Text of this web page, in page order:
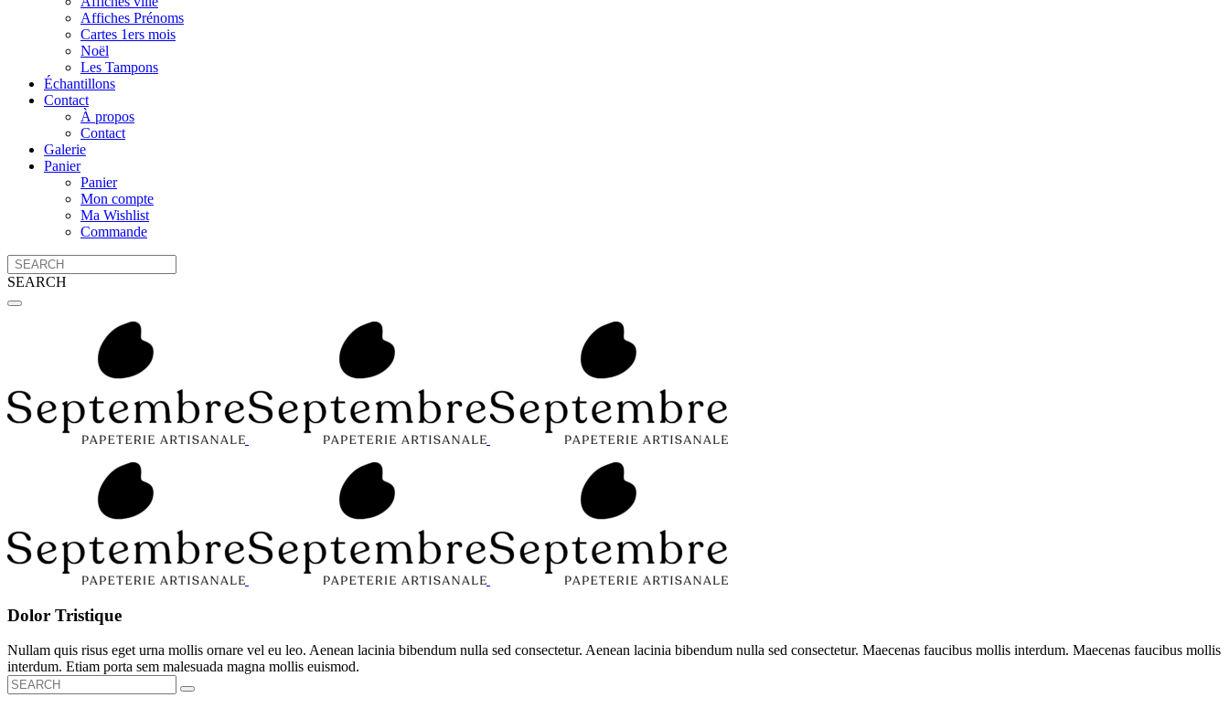
Affiches Prénoms
Cartes 1ers mois
Noël
Les Tampons
Échantillons
Contact
À propos
Contact
Galerie
Panier
Panier
Mon compte
Ma Wishlist
Commande
SEARCH
Dolor Tristique
Nullam quis risus eget urna mollis ornare vel eu leo. Aenean lacinia bibendum nulla sed consectetur. Aenean lacinia bibendum nulla sed consectetur. Maecenas faucibus mollis interdum. Maecenas faucibus mollis
interdum. Etiam porta sem malesuada magna mollis euismod.